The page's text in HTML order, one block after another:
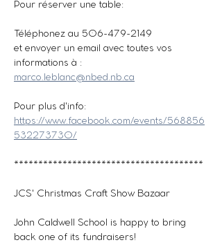
Pour réserver une table:
Téléphonez au 506-479-2149
et envoyer un email avec toutes vos
informations à :
marco.leblanc@nbed.nb.ca
Pour plus d'info:
https://www.facebook.com/events/568856
532273730/
***************************************
JCS' Christmas Craft Show Bazaar
John Caldwell School is happy to bring
back one of its fundraisers!